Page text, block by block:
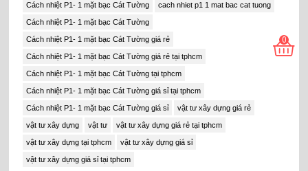
Cách nhiệt P1- 1 mặt bạc Cát Tường cach nhiet p1 1 mat bac cat tuong
Cách nhiệt P1- 1 mặt bạc Cát Tường
Cách nhiệt P1- 1 mặt bạc Cát Tường giá rẻ
Cách nhiệt P1- 1 mặt bạc Cát Tường giá rẻ tại tphcm
Cách nhiệt P1- 1 mặt bạc Cát Tường tại tphcm
Cách nhiệt P1- 1 mặt bạc Cát Tường giá sỉ tại tphcm
Cách nhiệt P1- 1 mặt bạc Cát Tường giá sỉ vật tư xây dựng giá rẻ
vật tư xây dựng vật tư vật tư xây dựng giá rẻ tại tphcm
vật tư xây dựng tại tphcm vật tư xây dựng giá sỉ
vật tư xây dựng giá sỉ tại tphcm
0